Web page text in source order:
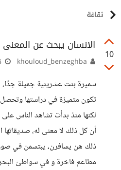
ثقافة
10
الانسان يبحث عن المعنى
سميرة بنت عشرينية جميلة
تكون متميزة في دراستها
لكنها منذ بدأت تشاهد الناس
أن كل ذلك لا معنى له، صديقاتها
ذلك هن يسافرن، يبتسمن في
مطاعم فاخرة و في شواطئ